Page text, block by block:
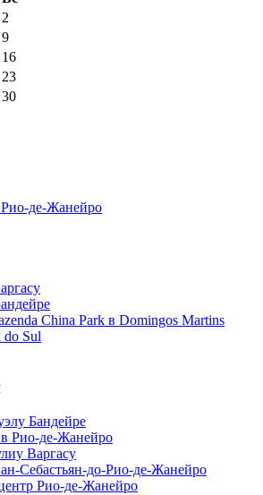
2
9
16
23
30
де-Жанейро
China Park в Domingos Martins
do Sul
Бандейре
Рио-де-Жанейро
Варгасу
Себастьян-до-Рио-де-Жанейро
Рио-де-Жанейро